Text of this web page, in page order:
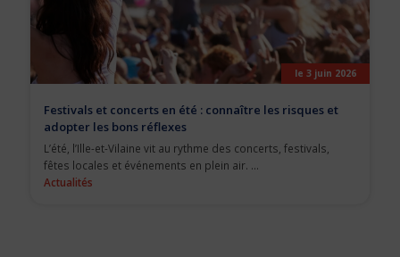
le 3 juin 2026
Festivals et concerts en été : connaître les risques et
adopter les bons réflexes
L’été, l’Ille-et-Vilaine vit au rythme des concerts, festivals,
fêtes locales et événements en plein air. ...
Actualités